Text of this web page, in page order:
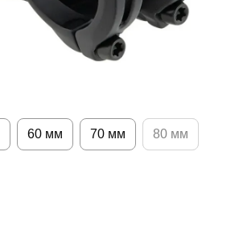
60 мм 70 мм 80 мм